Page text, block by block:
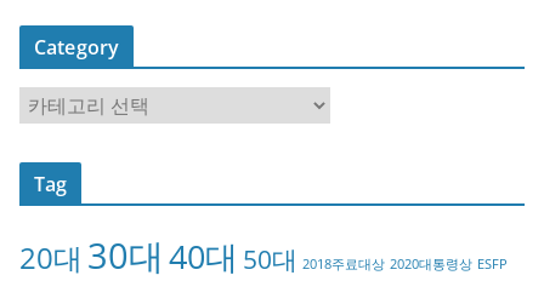
Category
a
t
o
Tag
20대 30대 40대 50대 2018주료대상 2020대통령상 ESFP